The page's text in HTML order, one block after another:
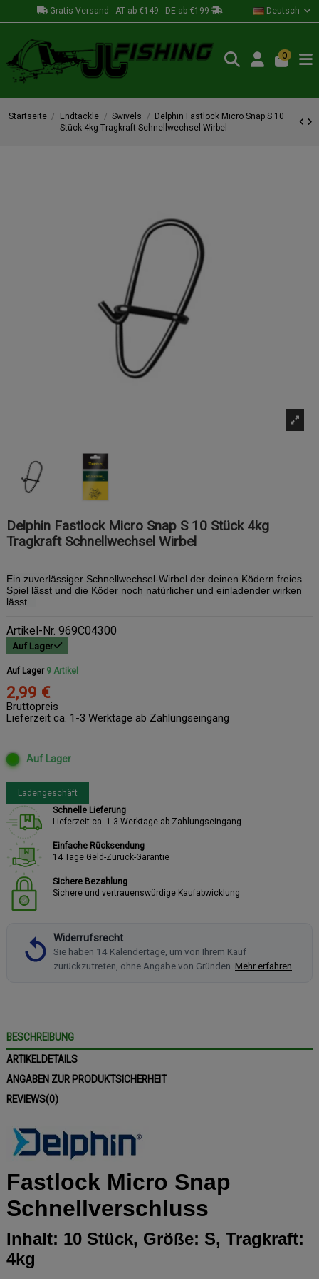
Gratis Versand - AT ab €149 - DE ab €199 Deutsch
0
Startseite Endtackle Swivels
Delphin Fastlock Micro Snap S 10
Stück 4kg Tragkraft Schnellwechsel Wirbel
Delphin Fastlock Micro Snap S 10 Stück 4kg
Tragkraft Schnellwechsel Wirbel
Ein zuverlässiger Schnellwechsel-Wirbel der deinen Ködern freies
Spiel lässt und die Köder noch natürlicher und einladender wirken
lässt.
Artikel-Nr. 969C04300
Auf Lager
Auf Lager 9 Artikel
2,99 €
Bruttopreis
Lieferzeit ca. 1-3 Werktage ab Zahlungseingang
Auf Lager
Ladengeschäft
Schnelle Lieferung
Lieferzeit ca. 1-3 Werktage ab Zahlungseingang
Einfache Rücksendung
14 Tage Geld-Zurück-Garantie
Sichere Bezahlung
Sichere und vertrauenswürdige Kaufabwicklung
Widerrufsrecht
Sie haben 14 Kalendertage, um von Ihrem Kauf
zurückzutreten, ohne Angabe von Gründen. Mehr erfahren
BESCHREIBUNG
ARTIKELDETAILS
ANGABEN ZUR PRODUKTSICHERHEIT
REVIEWS(0)
Fastlock Micro Snap
Schnellverschluss
Inhalt: 10 Stück, Größe: S, Tragkraft:
4kg